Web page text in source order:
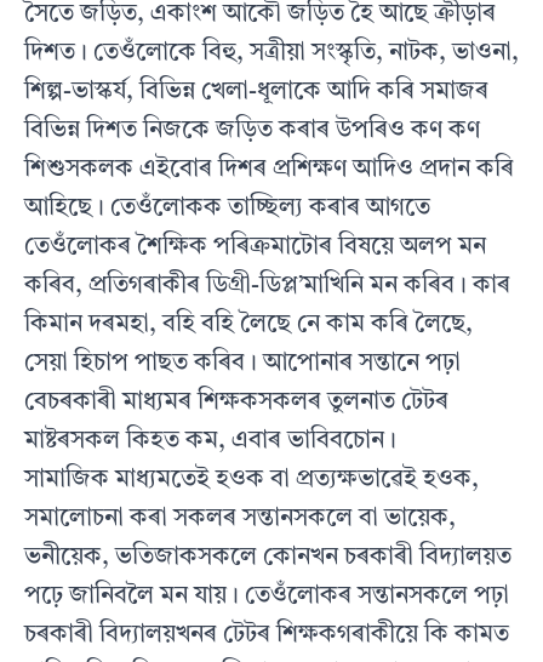
সৈতে জড়িত, একাংশ আকৌ জড়িত হৈ আছে ক্ৰীড়াৰ
দিশত। তেওঁলোকে বিহু, সত্ৰীয়া সংস্কৃতি, নাটক, ভাওনা,
শিল্প-ভাস্কৰ্য, বিভিন্ন খেলা-ধূলাকে আদি কৰি সমাজৰ
বিভিন্ন দিশত নিজকে জড়িত কৰাৰ উপৰিও কণ কণ
শিশুসকলক এইবোৰ দিশৰ প্ৰশিক্ষণ আদিও প্ৰদান কৰি
আহিছে। তেওঁলোকক তাচ্ছিল্য কৰাৰ আগতে
তেওঁলোকৰ শৈক্ষিক পৰিক্ৰমাটোৰ বিষয়ে অলপ মন
কৰিব, প্ৰতিগৰাকীৰ ডিগ্ৰী-ডিপ্ল’মাখিনি মন কৰিব। কাৰ
কিমান দৰমহা, বহি বহি লৈছে নে কাম কৰি লৈছে,
সেয়া হিচাপ পাছত কৰিব। আপোনাৰ সন্তানে পঢ়া
বেচৰকাৰী মাধ্যমৰ শিক্ষকসকলৰ তুলনাত টেটৰ
মাষ্টৰসকল কিহত কম, এবাৰ ভাবিবচোন।
সামাজিক মাধ্যমতেই হওক বা প্ৰত্যক্ষভাৱেই হওক,
সমালোচনা কৰা সকলৰ সন্তানসকলে বা ভায়েক,
ভনীয়েক, ভতিজাকসকলে কোনখন চৰকাৰী বিদ্যালয়ত
পঢ়ে জানিবলৈ মন যায়। তেওঁলোকৰ সন্তানসকলে পঢ়া
চৰকাৰী বিদ্যালয়খনৰ টেটৰ শিক্ষকগৰাকীয়ে কি কামত